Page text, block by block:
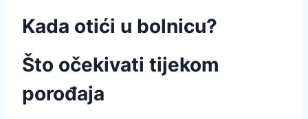
Kada otići u bolnicu?
Što očekivati tijekom
porođaja